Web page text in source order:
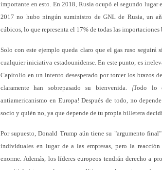
importante en esto. En 2018, Rusia ocupó el segundo
2017 no hubo ningún suministro de GNL de Rusia, un
cúbicos, lo que representa el 17% de todas las importaciones
Solo con este ejemplo queda claro que el gas ruso
cualquier iniciativa estadounidense. En este punto, es
Capitolio en un intento desesperado por torcer los brazos
claramente han sobrepasado su bienvenida. ¡Todo
antiamericanismo en Europa! Después de todo, no
socio y quién no, ya que depende de tu propia billetera
Por supuesto, Donald Trump aún tiene su "argumento
individuales en lugar de a las empresas, pero la
enorme. Además, los líderes europeos tendrán derecho a